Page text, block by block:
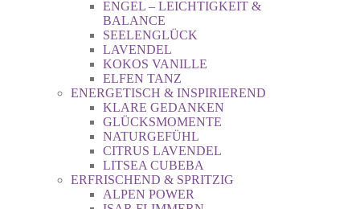
ENGEL – LEICHTIGKEIT &
BALANCE
SEELENGLÜCK
LAVENDEL
KOKOS VANILLE
ELFEN TANZ
ENERGETISCH & INSPIRIEREND
KLARE GEDANKEN
GLÜCKSMOMENTE
NATURGEFÜHL
CITRUS LAVENDEL
LITSEA CUBEBA
ERFRISCHEND & SPRITZIG
ALPEN POWER